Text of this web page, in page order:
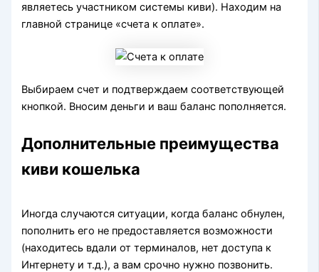
являетесь участником системы киви). Находим на
главной странице «счета к оплате».
Выбираем счет и подтверждаем соответствующей
кнопкой. Вносим деньги и ваш баланс пополняется.
Дополнительные преимущества
киви кошелька
Иногда случаются ситуации, когда баланс обнулен,
пополнить его не предоставляется возможности
(находитесь вдали от терминалов, нет доступа к
Интернету и т.д.), а вам срочно нужно позвонить.